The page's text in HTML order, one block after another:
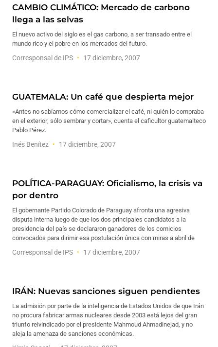
CAMBIO CLIMÁTICO: Mercado de carbono
llega a las selvas
El nuevo activo del siglo es el gas carbono, a ser transado entre el
mundo rico y el pobre en los mercados del futuro.
Corresponsal de IPS 17 diciembre, 2007
GUATEMALA: Un café que despierta mejor
«Antes no sabíamos cómo comercializar el café, ni quién lo compraba
en el exterior; sólo sembrar y cortar», cuenta el caficultor guatemalteco
Pablo Pérez.
Inés Benítez 17 diciembre, 2007
POLÍTICA-PARAGUAY: Oficialismo, la crisis va
por dentro
El gobernante Partido Colorado de Paraguay afronta una agresiva
disputa interna luego de que los dos principales candidatos a la
presidencia del país se declararon ganadores de los comicios
convocados para dirimir esa postulación única con miras a abril de
Corresponsal de IPS 17 diciembre, 2007
IRÁN: Nuevas sanciones siguen pendientes
La admisión por parte de la inteligencia de Estados Unidos de que Irán
no procura fabricar armas nucleares desde 2003 está lejos del gran
triunfo reivindicado por el presidente Mahmoud Ahmadinejad, y no
aleja la amenaza de sanciones económicas.